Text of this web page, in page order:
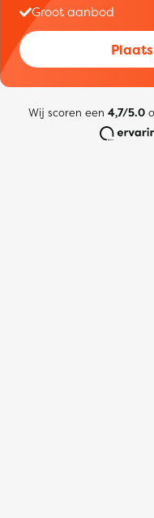
Groot aanbod
Wij scoren een 4,7/5.0